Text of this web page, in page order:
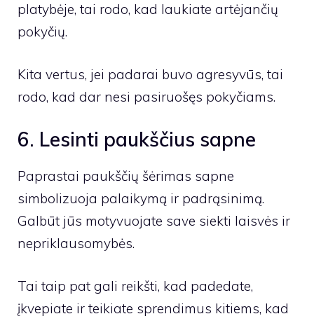
platybėje, tai rodo, kad laukiate artėjančių
pokyčių.
Kita vertus, jei padarai buvo agresyvūs, tai
rodo, kad dar nesi pasiruošęs pokyčiams.
6. Lesinti paukščius sapne
Paprastai paukščių šėrimas sapne
simbolizuoja palaikymą ir padrąsinimą.
Galbūt jūs motyvuojate save siekti laisvės ir
nepriklausomybės.
Tai taip pat gali reikšti, kad padedate,
įkvepiate ir teikiate sprendimus kitiems, kad